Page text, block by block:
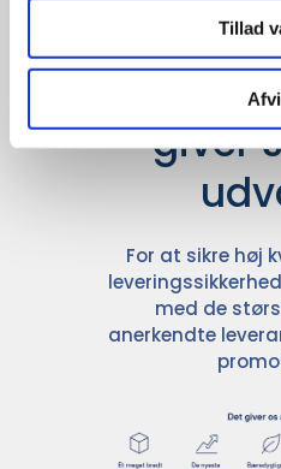
Tillad
giver
For at sikre høj
med de
anerkendte